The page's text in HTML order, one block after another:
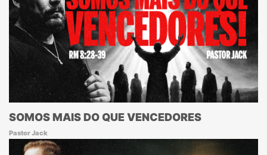
SOMOS MAIS DO QUE VENCEDORES
Pastor Jack